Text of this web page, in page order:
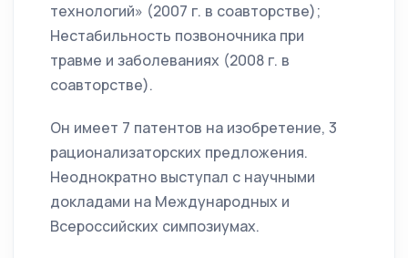
технологий» (2007 г. в соавторстве);
Нестабильность позвоночника при
травме и заболеваниях (2008 г. в
соавторстве).
Он имеет 7 патентов на изобретение, 3
рационализаторских предложения.
Неоднократно выступал с научными
докладами на Международных и
Всероссийских симпозиумах.